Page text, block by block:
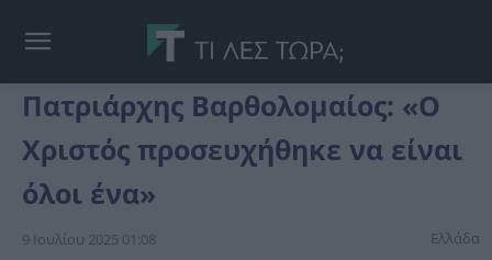
Πατριάρχης Βαρθολομαίος: «Ο
Χριστός προσευχήθηκε να είναι
όλοι ένα»
9 Ιουλίου 2025 01:08 Ελλάδα